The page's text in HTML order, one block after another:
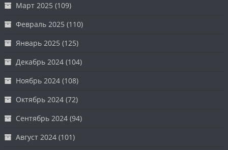
Март 2025 (109)
Февраль 2025 (110)
Январь 2025 (125)
Декабрь 2024 (104)
Ноябрь 2024 (108)
Октябрь 2024 (72)
Сентябрь 2024 (94)
Август 2024 (101)